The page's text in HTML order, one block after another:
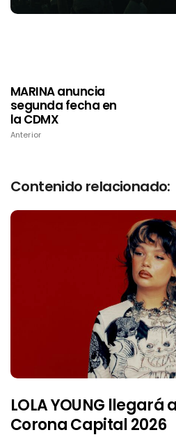
MARINA anuncia
segunda fecha en
la CDMX
Anterior
Contenido relacionado:
LOLA YOUNG llegará
Corona Capital 2026